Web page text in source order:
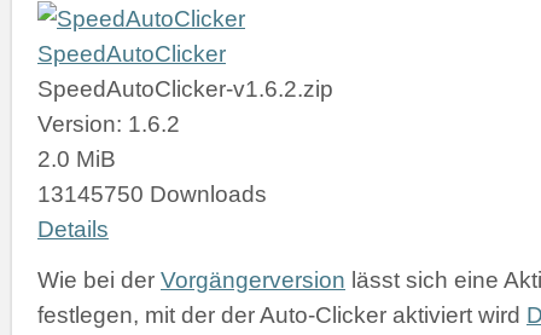
SpeedAutoClicker
SpeedAutoClicker-v1.6.2.zip
Version: 1.6.2
2.0 MiB
13145750 Downloads
Details
Wie bei der Vorgängerversion lässt sich eine
festlegen, mit der der Auto-Clicker aktiviert wird